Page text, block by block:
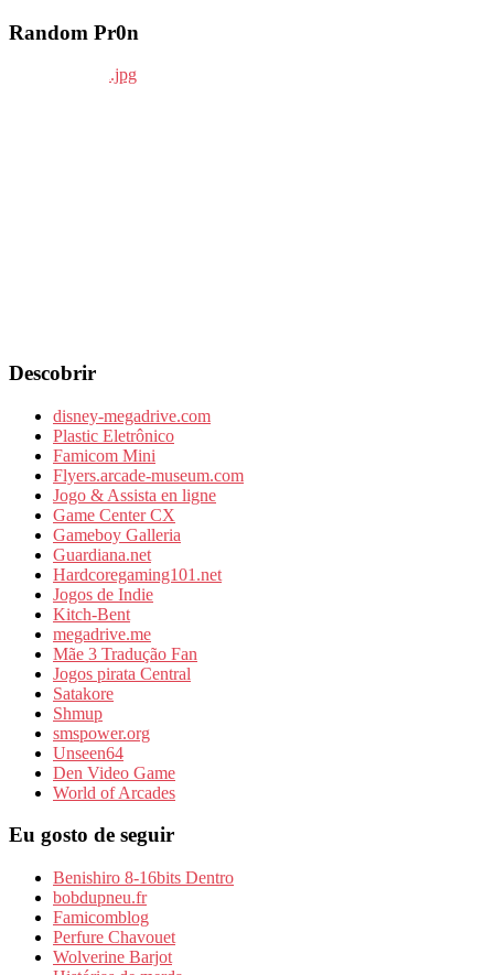
Random Pr0n
Descobrir
disney-megadrive.com
Plastic Eletrônico
Famicom Mini
Flyers.arcade-museum.com
Jogo & Assista en ligne
Game Center CX
Gameboy Galleria
Guardiana.net
Hardcoregaming101.net
Jogos de Indie
Kitch-Bent
megadrive.me
Mãe 3 Tradução Fan
Jogos pirata Central
Satakore
Shmup
smspower.org
Unseen64
Den Video Game
World of Arcades
Eu gosto de seguir
Benishiro 8-16bits Dentro
bobdupneu.fr
Famicomblog
Perfure Chavouet
Wolverine Barjot